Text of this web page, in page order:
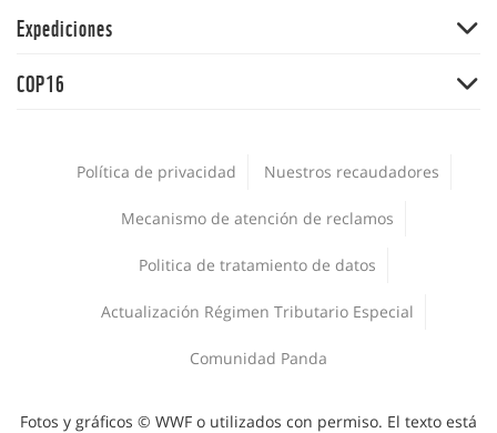
Alimentos
Agua
Informe Planeta Vivo
La Hora del Planeta
Empleos
Deporte y Naturaleza
Adopta una especie
Panda Market
Expediciones
COP16
Política de privacidad Nuestros recaudadores
Mecanismo de atención de reclamos
Politica de tratamiento de datos
Actualización Régimen Tributario Especial
Comunidad Panda
Fotos y gráficos © WWF o utilizados con permiso. El texto está